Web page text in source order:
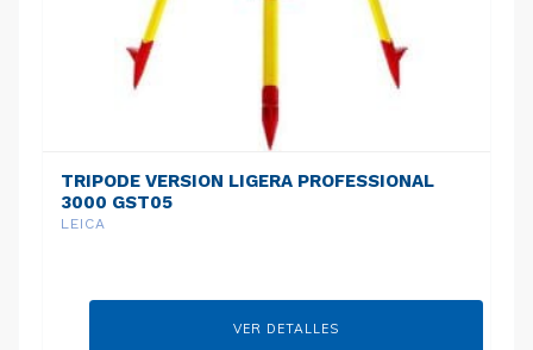
TRIPODE VERSION LIGERA PROFESSIONAL
3000 GST05
LEICA
VER DETALLES